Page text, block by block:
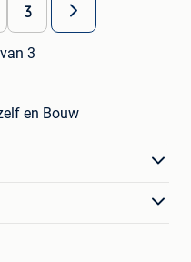
3
3
en Bouw